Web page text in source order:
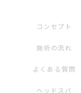
コンセプト
施術の流れ
よくある質問
ヘッドスパ